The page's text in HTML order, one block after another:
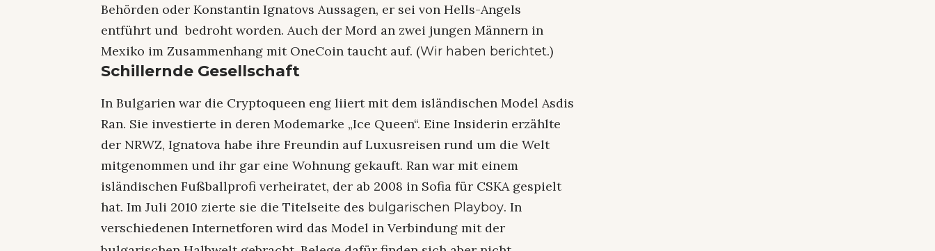
Behörden oder Konstantin Ignatovs Aussagen, er sei von Hells-Angels
entführt und bedroht worden. Auch der Mord an zwei jungen Männern in
Mexiko im Zusammenhang mit OneCoin taucht auf. (Wir haben berichtet.)
Schillernde Gesellschaft
In Bulgarien war die Cryptoqueen eng liiert mit dem isländischen Model Asdis
Ran. Sie investierte in deren Modemarke „Ice Queen“. Eine Insiderin erzählte
der NRWZ, Ignatova habe ihre Freundin auf Luxusreisen rund um die Welt
mitgenommen und ihr gar eine Wohnung gekauft. Ran war mit einem
isländischen Fußballprofi verheiratet, der ab 2008 in Sofia für CSKA gespielt
hat. Im Juli 2010 zierte sie die Titelseite des bulgarischen Playboy. In
verschiedenen Internetforen wird das Model in Verbindung mit der